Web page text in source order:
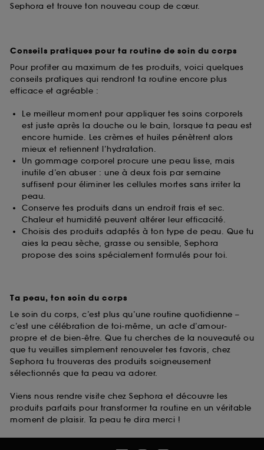
Sephora et trouve ton nouveau coup de cœur.
Conseils pratiques pour ta routine de soin du corps
Pour profiter au maximum de tes produits, voici quelques
conseils pratiques qui rendront ta routine encore plus
efficace et agréable :
Le meilleur moment pour appliquer tes soins corporels
est juste après la douche ou le bain, lorsque ta peau est
encore humide. Les crèmes et huiles pénètrent alors
mieux et retiennent l’hydratation.
Un gommage corporel procure une peau lisse, mais
inutile d’en abuser : une à deux fois par semaine
suffisent pour éliminer les cellules mortes sans irriter la
peau.
Conserve tes produits dans un endroit frais et sec.
Chaleur et humidité peuvent altérer leur efficacité.
Choisis des produits adaptés à ton type de peau. Que tu
aies la peau sèche, grasse ou sensible, Sephora
propose des soins spécialement formulés pour toi.
Ta peau, ton soin du corps
Le soin du corps, c’est plus qu’une routine quotidienne –
c’est une célébration de toi-même, un acte d’amour-
propre et de bien-être. Que tu cherches de la nouveauté ou
que tu veuilles simplement renouveler tes favoris, chez
Sephora tu trouveras des produits soigneusement
sélectionnés que ta peau va adorer.
Viens nous rendre visite chez Sephora et découvre les
produits parfaits pour transformer ta routine en un véritable
moment de plaisir. Ta peau te dira merci !